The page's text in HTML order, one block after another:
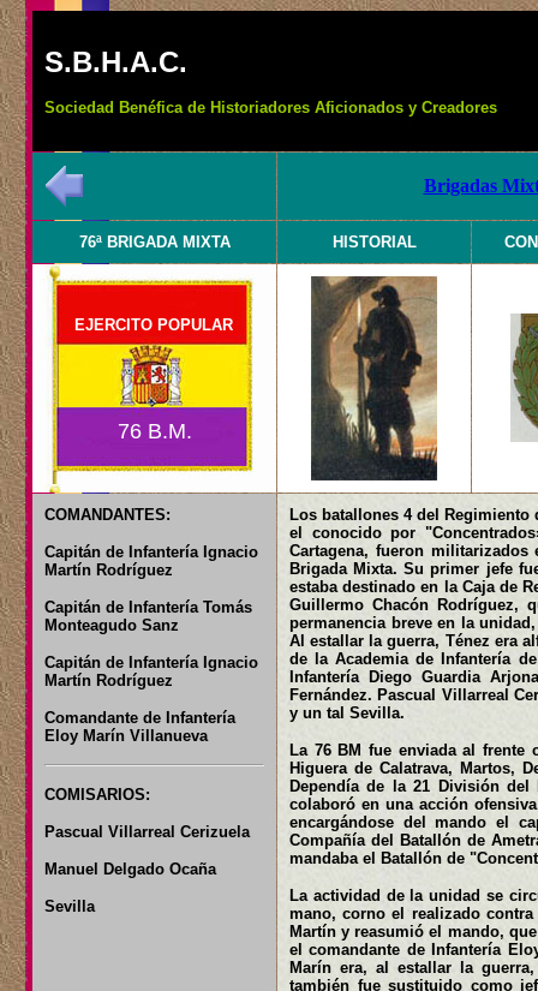
S.B.H.A.C.
Sociedad Benéfica de Historiadores Aficionados y Creadores
Brigadas
76ª BRIGADA MIXTA HISTORIAL
EJERCITO POPULAR
76 B.M.
COMANDANTES:
Capitán de Infantería Ignacio
Martín Rodríguez
Capitán de Infantería Tomás
Monteagudo Sanz
Capitán de Infantería Ignacio
Martín Rodríguez
Comandante de Infantería
Eloy Marín Villanueva
COMISARIOS:
Pascual Villarreal Cerizuela
Manuel Delgado Ocaña
Sevilla
Los batallones 4 del
el conocido por
Cartagena, fueron
Brigada Mixta. Su primer jefe
estaba destinado en la Caja de
Guillermo Chacón Rodríguez,
permanencia breve en la
Al estallar la guerra, Ténez era
de la Academia de Infantería
Infantería Diego Guardia
Fernández. Pascual Villarreal
y un tal Sevilla.
La 76 BM fue enviada al
Higuera de Calatrava, Martos,
Dependía de la 21 División
colaboró en una acción
encargándose del mando el
Compañía del Batallón de
mandaba el Batallón de
La actividad de la unidad se
mano, corno el realizado
Martín y reasumió el mando,
el comandante de Infantería
Marín era, al estallar la
también fue sustituido como